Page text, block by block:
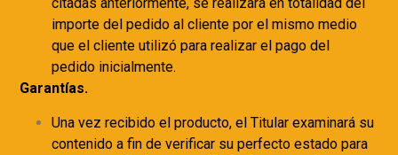
importe del pedido al cliente por el mismo medio
que el cliente utilizó para realizar el pago del
pedido inicialmente.
Garantías.
Una vez recibido el producto, el Titular examinará su
contenido a fin de verificar su perfecto estado para